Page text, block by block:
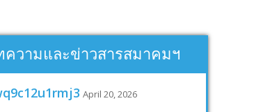
ความและข่าวสารสมาคมฯ
April 20, 2026